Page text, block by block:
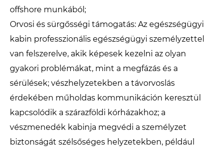
offshore munkából;
Orvosi és sürgősségi támogatás: Az egészségügyi
kabin professzionális egészségügyi személyzettel
van felszerelve, akik képesek kezelni az olyan
gyakori problémákat, mint a megfázás és a
sérülések; vészhelyzetekben a távorvoslás
érdekében műholdas kommunikáción keresztül
kapcsolódik a szárazföldi kórházakhoz; a
vészmenedék kabinja megvédi a személyzet
biztonságát szélsőséges helyzetekben, például